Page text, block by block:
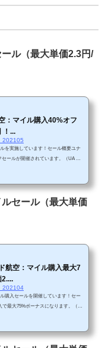
ル（最大単価2.3円/
：マイル購入40%オフ
！...
を実施しています！セール概要ユナ
ールが開催されています。（UA HP
ボーナスセールや最大85%ボーナス
ルを購入する場合は本セールの方が
セール（最大単価
航空：マイル購入最大7
購入セールを開催しています！セー
最大75%ボーナスになります。（ユ
り返し行われました」というエラー
下さい。 単価購入マイルによってボ